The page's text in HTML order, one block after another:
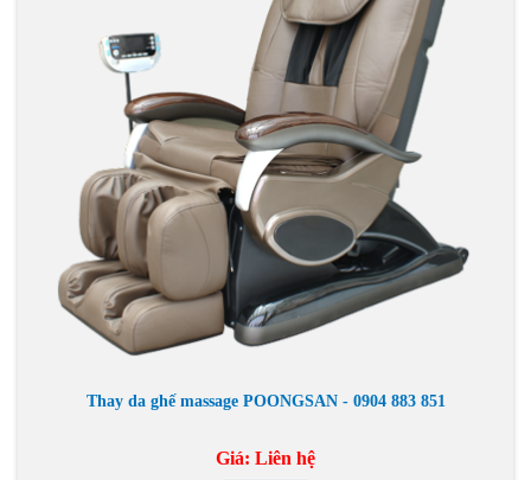
Thay da ghế massage POONGSAN - 0904 883 851
Giá: Liên hệ